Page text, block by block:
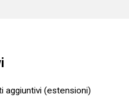
aggiuntivi (estensioni)